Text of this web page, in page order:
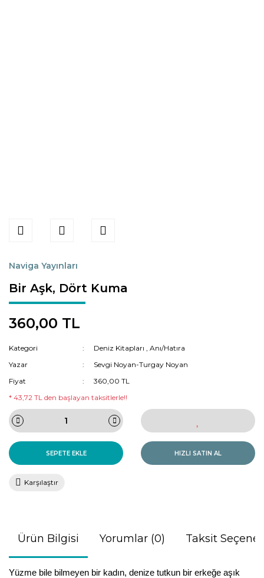
Naviga Yayınları
Bir Aşk, Dört Kuma
360,00 TL
Kategori Deniz Kitapları ,Anı/Hatıra
Yazar
Sevgi Noyan-Turgay Noyan
Fiyat
360,00 TL
* 43,72 TL den başlayan taksitlerle!!
SEPETE EKLE HIZLI SATIN AL
Karşılaştır
Ürün Bilgisi Yorumlar (0) Taksit
Yüzme bile bilmeyen bir kadın, denize tutkun bir erkeğe aşık